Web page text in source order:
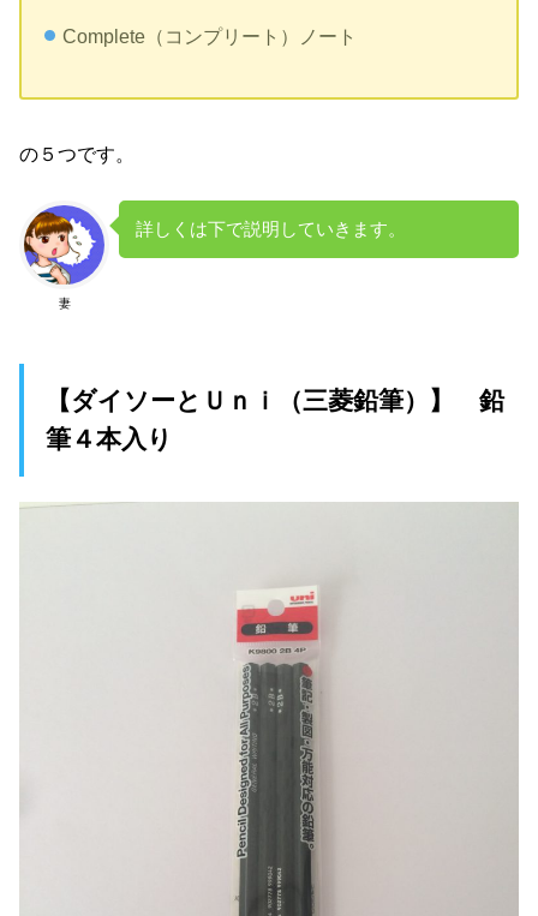
Complete（コンプリート）ノート
の５つです。
妻
詳しくは下で説明していきます。
【ダイソーとＵｎｉ（三菱鉛筆）】 鉛
筆４本入り